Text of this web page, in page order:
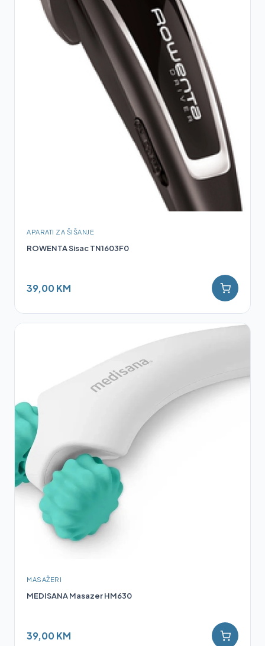
APARATI ZA ŠIŠANJE
ROWENTA Sisac TN1603F0
39,00 KM
MASAŽERI
MEDISANA Masazer HM630
39,00 KM